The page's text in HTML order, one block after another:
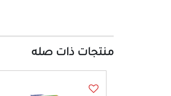
منتجات ذات صله